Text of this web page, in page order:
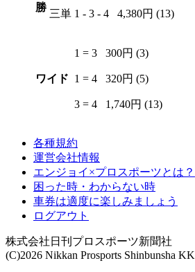
勝
三単 1 - 3 - 4 4,380円 (13)
ワイド
1 = 3 300円 (3)
1 = 4 320円 (5)
3 = 4 1,740円 (13)
各種規約
運営会社情報
エンジョイ×プロスポーツとは？
困った時・わからない時
車券は適度に楽しみましょう
ログアウト
株式会社日刊プロスポーツ新聞社
(C)2026 Nikkan Prosports Shinbunsha KK